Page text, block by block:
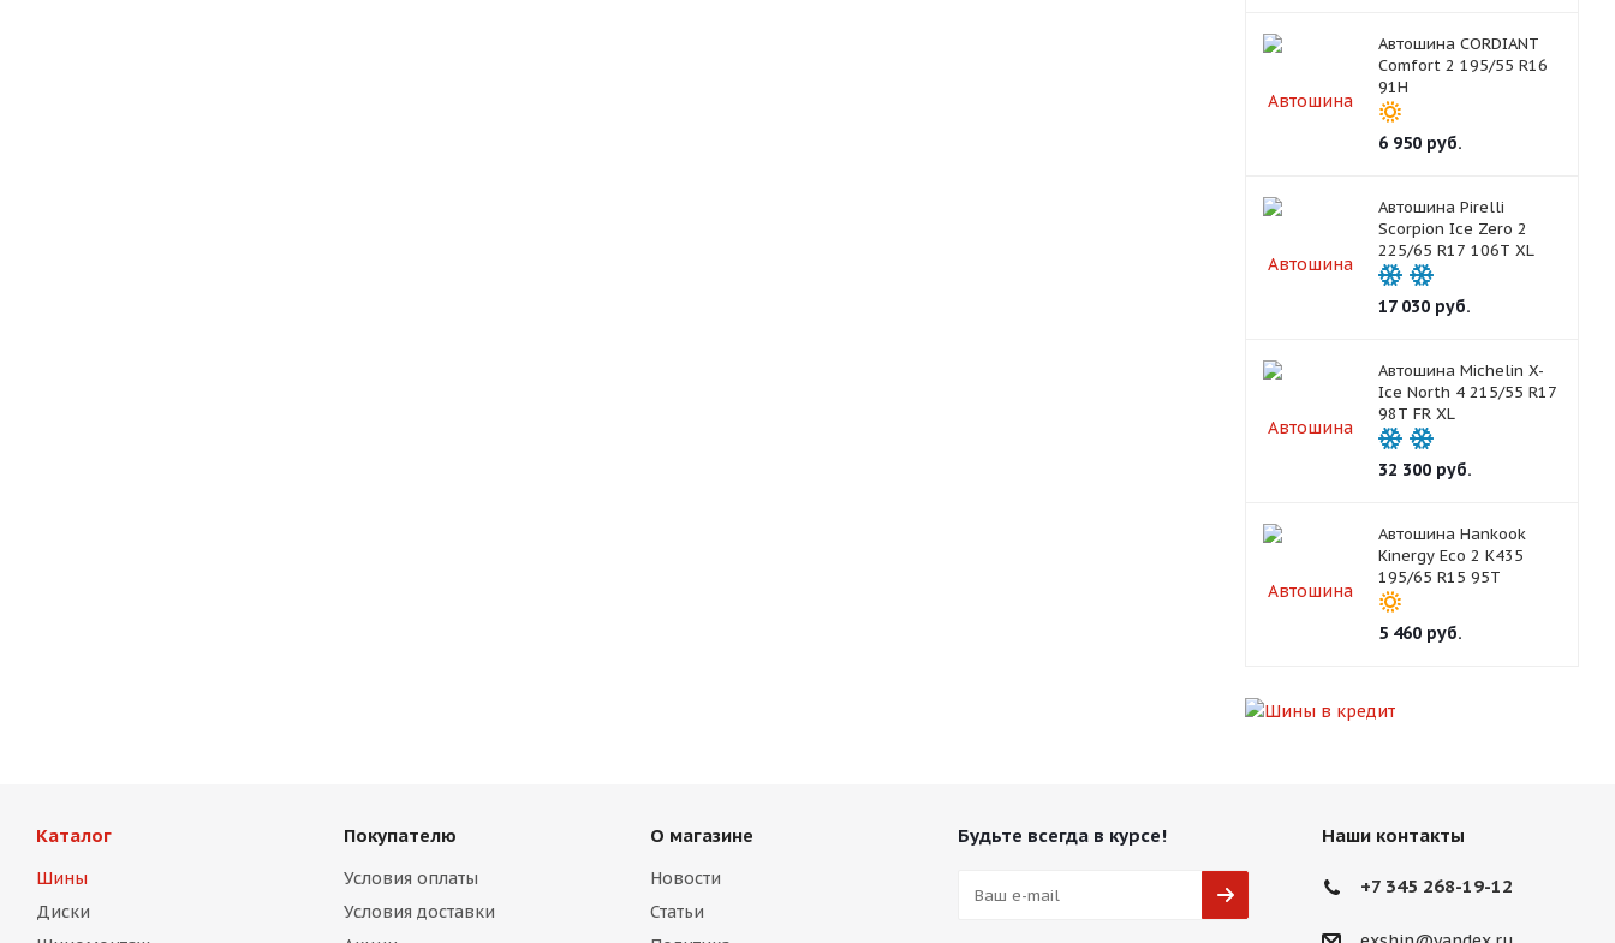
Автошина CORDIANT
Comfort 2 195/55 R16
91H
6 950руб.
Автошина Pirelli
Scorpion Ice Zero 2
225/65 R17 106T XL
17 030руб.
Автошина Michelin X-
Ice North 4 215/55 R17
98T FR XL
32 300руб.
Автошина Hankook
Kinergy Eco 2 K435
195/65 R15 95T
5 460руб.
Каталог
Шины
Диски
Покупателю
Условия оплаты
Условия доставки
О магазине
Новости
Статьи
Будьте всегда в курсе! Наши контакты
+7 345 268-19-12